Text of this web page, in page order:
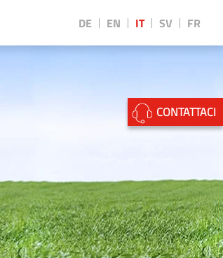
DE EN IT SV
FR
||
CONTATTACI